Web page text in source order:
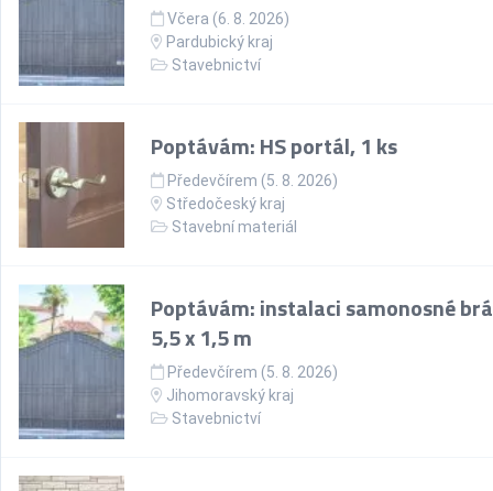
Včera (6. 8. 2026)
Pardubický kraj
Stavebnictví
Poptávám: HS portál, 1 ks
Předevčírem (5. 8. 2026)
Středočeský kraj
Stavební materiál
Poptávám: instalaci samonosné
5,5 x 1,5 m
Předevčírem (5. 8. 2026)
Jihomoravský kraj
Stavebnictví